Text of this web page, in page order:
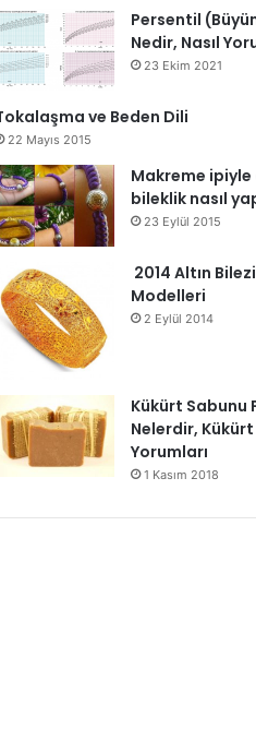
Persentil
Nedir, Nasıl
23 Ekim 2021
ve Beden Dili
22 Mayıs 2015
Makreme ipiyle
bileklik nasıl
23 Eylül 2015
2014 Altın
Modelleri
2 Eylül 2014
Kükürt Sabunu
Nelerdir,
Yorumları
1 Kasım 2018